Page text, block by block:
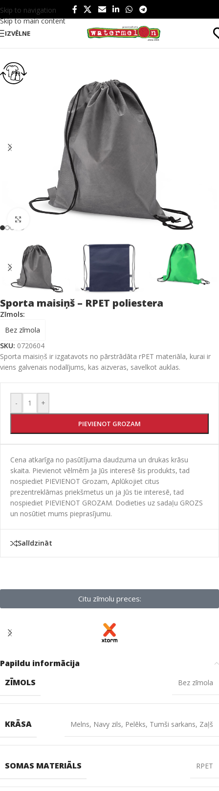
Skip to navigation
Skip to main content
IZVĒLNE
Sākums/ Sports un atpūta/ Sports/
Sporta maisiņš – RPET poliestera
Zīmols:
Bez zīmola
SKU: 0720604
Sporta maisiņš ir izgatavots no pārstrādāta rPET materiāla, kurai ir
viens galvenais nodalījums, kas aizveras, savelkot auklas.
- +
PIEVIENOT GROZAM
Cena atkarīga no pasūtījuma daudzuma un drukas krāsu
skaita. Pievienot vēlmēm Ja Jūs interesē šis produkts, tad
nospiediet PIEVIENOT Grozam, Aplūkojiet citus
prezentreklāmas priekšmetus un ja Jūs tie interesē, tad
nospiediet PIEVIENOT GROZAM. Dodieties uz sadaļu GROZS
un nosūtiet mums pieprasījumu.
Salīdzināt
Citu zīmolu preces:
Papildu informācija
ZĪMOLS
Bez zīmola
KRĀSA Melns, Navy zils, Pelēks, Tumši sarkans, Zaļš
SOMAS MATERIĀLS RPET